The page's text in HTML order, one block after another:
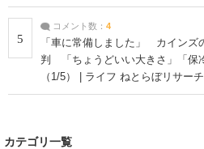
5
コメント数： 4
「車に常備しました」 カインズ
判 「ちょうどいい大きさ」「保
（1/5） | ライフ ねとらぼリサーチ
カテゴリ一覧